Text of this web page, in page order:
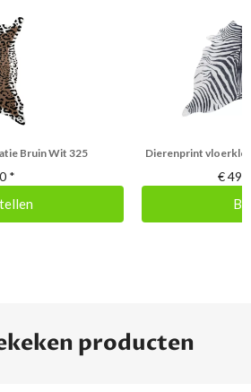
Bruin Wit 325
*
Dierenprint
€
producten